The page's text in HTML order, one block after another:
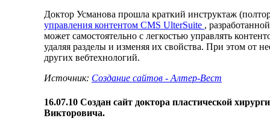
Доктор Усманова прошла краткий инструктаж
управления контентом CMS UlterSuite ,
может самостоятельно с легкостью управлять
удаляя разделы и изменяя их свойства. При этом от
других вебтехнологий.
Источник: Создание сайтов - Алтер-Вест
16.07.10 Создан сайт доктора пластической
Викторовича.